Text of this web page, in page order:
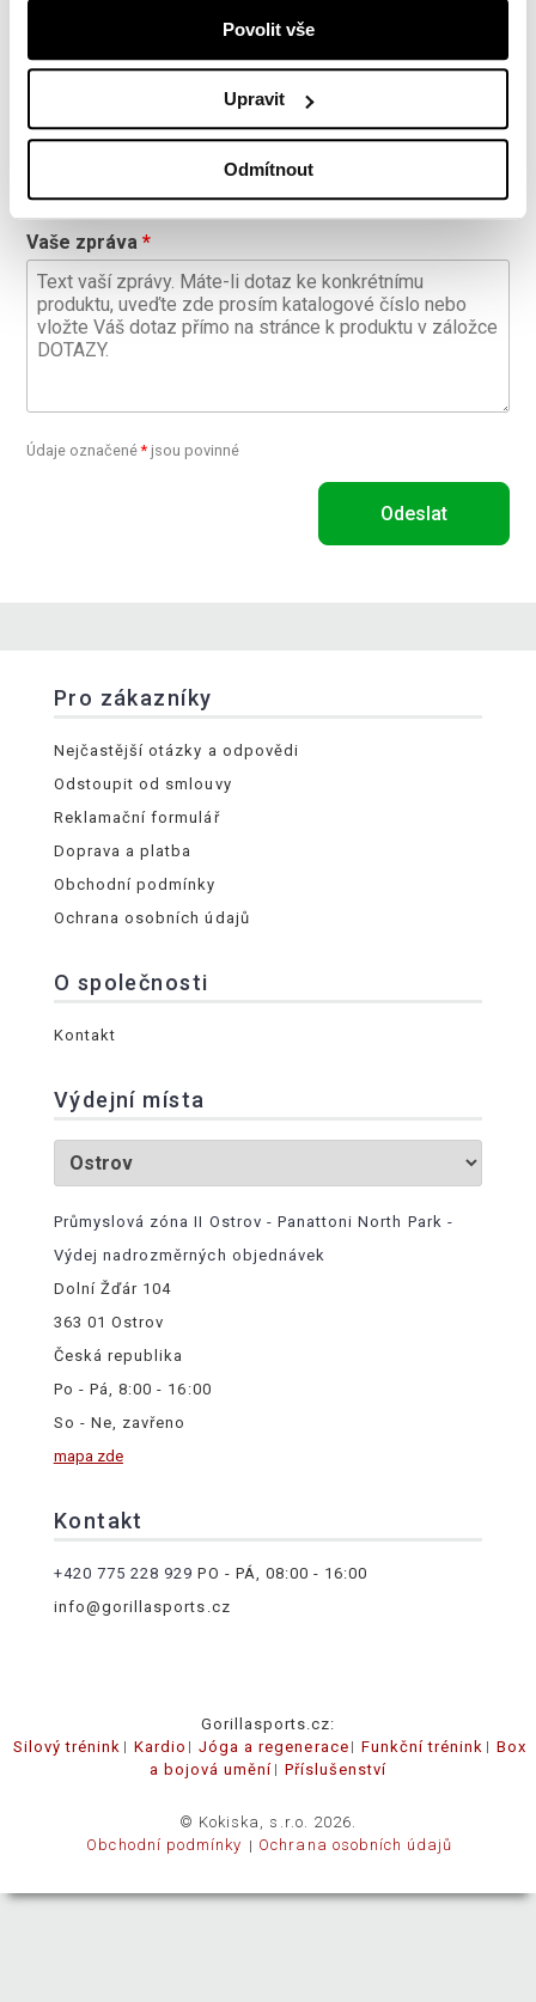
Povolit vše
Upravit
Odmítnout
Kontaktní e-mail
Vaše zpráva
Údaje označené* jsou povinné
Odeslat
Pro zákazníky
Nejčastější otázky a odpovědi
Odstoupit od smlouvy
Reklamační formulář
Doprava a platba
Obchodní podmínky
Ochrana osobních údajů
O společnosti
Kontakt
Výdejní místa
Průmyslová zóna II Ostrov - Panattoni North Park -
Výdej nadrozměrných objednávek
Dolní Žďár 104
363 01 Ostrov
Česká republika
Po - Pá, 8:00 - 16:00
So - Ne, zavřeno
mapa zde
Kontakt
+420 775 228 929 PO - PÁ, 08:00 - 16:00
info@gorillasports.cz
Gorillasports.cz:
Silový trénink
Kardio Jóga a regenerace Funkční trénink
Box
a bojová umění
Příslušenství
© Kokiska, s.r.o. 2026.
Obchodní podmínky
Ochrana osobních údajů